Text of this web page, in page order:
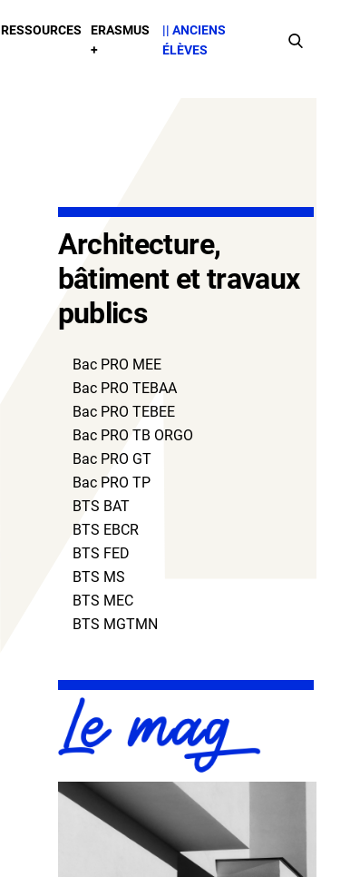
RESSOURCES
ERASMUS
+
|| ANCIENS
ÉLÈVES
Faire
Sidebar
Architecture,
bâtiment et travaux
publics
Bac PRO MEE
Bac PRO TEBAA
Bac PRO TEBEE
Bac PRO TB ORGO
Bac PRO GT
Bac PRO TP
BTS BAT
BTS EBCR
BTS FED
BTS MS
BTS MEC
BTS MGTMN